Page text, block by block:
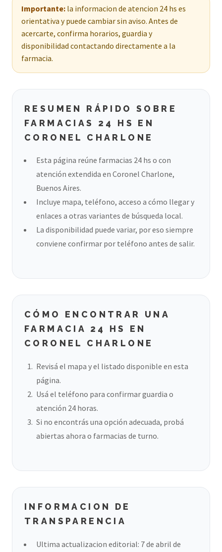
Importante:la informacion de atencion 24 hs es
orientativa y puede cambiar sin aviso. Antes de
acercarte, confirma horarios, guardia y
disponibilidad contactando directamente a la
farmacia.
RESUMEN RÁPIDO SOBRE
FARMACIAS 24 HS EN
CORONEL CHARLONE
Esta página reúne farmacias 24 hs o con
atención extendida en Coronel Charlone,
Buenos Aires.
Incluye mapa, teléfono, acceso a cómo llegar y
enlaces a otras variantes de búsqueda local.
La disponibilidad puede variar, por eso siempre
conviene confirmar por teléfono antes de salir.
CÓMO ENCONTRAR UNA
FARMACIA 24 HS EN
CORONEL CHARLONE
Revisá el mapa y el listado disponible en esta
página.
Usá el teléfono para confirmar guardia o
atención 24 horas.
Si no encontrás una opción adecuada, probá
abiertas ahora o farmacias de turno.
INFORMACION DE
TRANSPARENCIA
Ultima actualizacion editorial: 7 de abril de